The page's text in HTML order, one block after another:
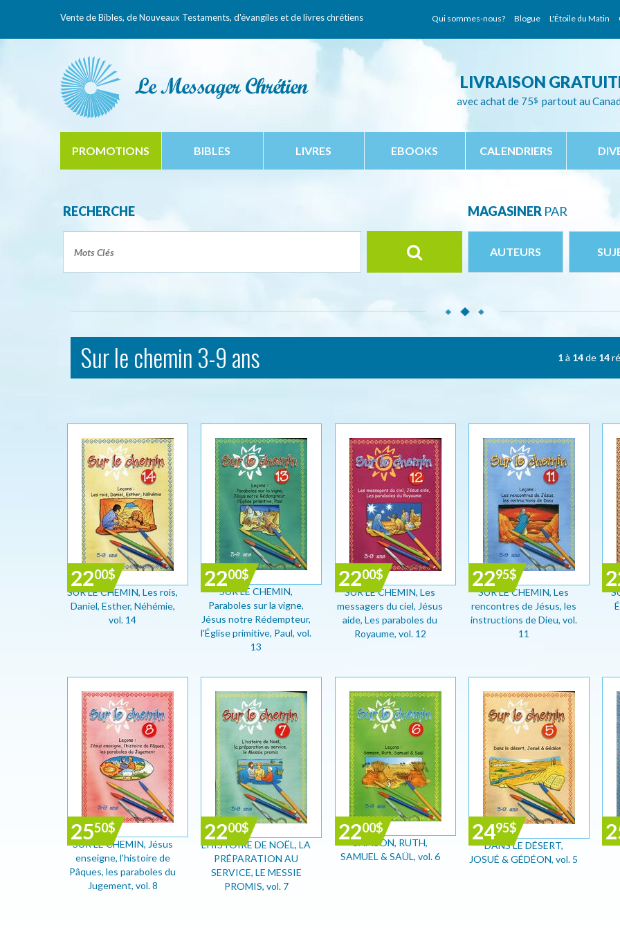
Vente de Bibles, de Nouveaux Testaments, d'évangiles et de livres chrétiens Qui sommes-nous? Blogue L'Étoile du Matin
LIVRAISON
avec achat de 75$
partout au
PROMOTIONS BIBLES LIVRES EBOOKS CALENDRIERS
RECHERCHE MAGASINER PAR
AUTEURS
Sur le chemin 3-9 ans 1à 14de 14
2200$
SUR LE CHEMIN, Les rois,
Daniel, Esther, Néhémie,
vol. 14
2200$
SUR LE CHEMIN,
Paraboles sur la vigne,
Jésus notre Rédempteur,
l'Église primitive, Paul, vol.
13
2200$
SUR LE CHEMIN, Les
messagers du ciel, Jésus
aide, Les paraboles du
Royaume, vol. 12
2295$
SUR LE CHEMIN, Les
rencontres de Jésus, les
instructions de Dieu, vol.
11
2550$
SUR LE CHEMIN, Jésus
enseigne, l'histoire de
Pâques, les paraboles du
Jugement, vol. 8
2200$
L'HISTOIRE DE NOËL, LA
PRÉPARATION AU
SERVICE, LE MESSIE
PROMIS, vol. 7
2200$
SAMSON, RUTH,
SAMUEL & SAÜL, vol. 6
2495$
DANS LE DÉSERT,
JOSUÉ & GÉDÉON, vol. 5